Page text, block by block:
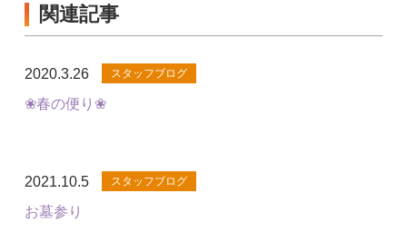
関連記事
2020.3.26 スタッフブログ
❀春の便り❀
2021.10.5 スタッフブログ
お墓参り